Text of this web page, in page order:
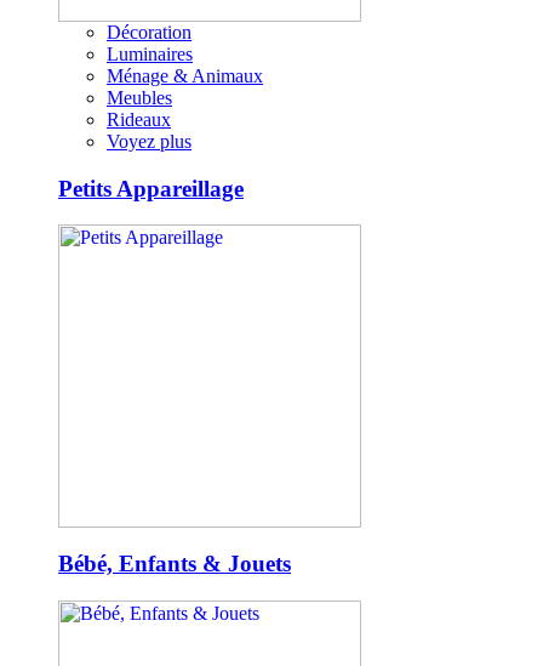
Décoration
Luminaires
Ménage & Animaux
Meubles
Rideaux
Voyez plus
Petits Appareillage
Bébé, Enfants & Jouets